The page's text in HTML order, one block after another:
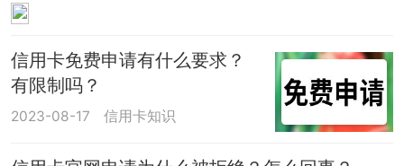
信用卡免费申请有什么要求？
有限制吗？
2023-08-17 信用卡知识